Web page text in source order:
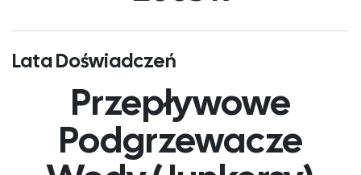
Lata Doświadczeń
Przepływowe
Podgrzewacze